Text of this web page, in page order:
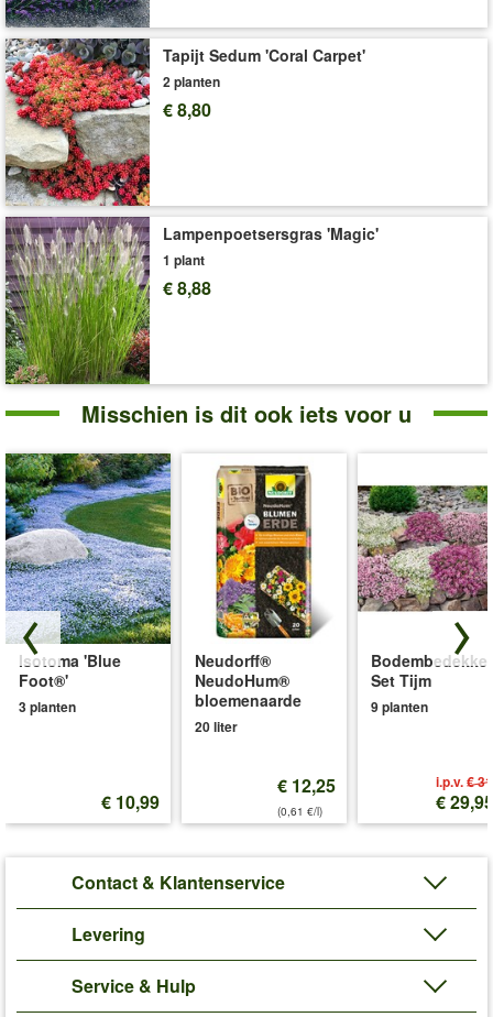
zonnige tot halfschaduwrijke, beschutte standplaats met goed
doorlatende grond. De vaste planten bloeien van juli tot
augustus, bereiken een hoogte van ongeveer 40 cm en zijn
eenvoudig te verzorgen. Regelmatig water geven en
bemesten (bijvoorbeeld met
plantenmeststof “Onze beste”
groeiseizoen stimuleert een rijke, uitbundige bloei.
Art.nr.:9534
Levering omvat:bol
'Agapanthus'
Plant- en Verzorgingstips
Tapijt Sedum 'Coral Carpet'
2 planten
€ 8,80
Lampenpoetsersgras 'Magic'
1 plant
€ 8,88
Misschien is dit ook iets voor u
Isotoma 'Blue
Foot®'
3 planten
€ 10,99
Neudorff®
NeudoHum®
bloemenaarde
20 liter
€ 12,25
(0,61 €/l)
Bodembedekker
Set Tijm
9 planten
i.p.v.€
€ 29,95
Contact & Klantenservice
Levering
Service & Hulp